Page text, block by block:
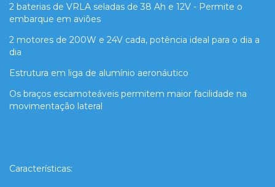
2 baterias de VRLA seladas de 38 Ah e 12V - Permite o
embarque em aviões
2 motores de 200W e 24V cada, potência ideal para o dia a
dia
Estrutura em liga de alumínio aeronáutico
Os braços escamoteáveis permitem maior facilidade na
movimentação lateral
Características: